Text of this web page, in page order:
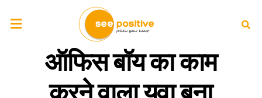
ऑफिस बॉय का काम